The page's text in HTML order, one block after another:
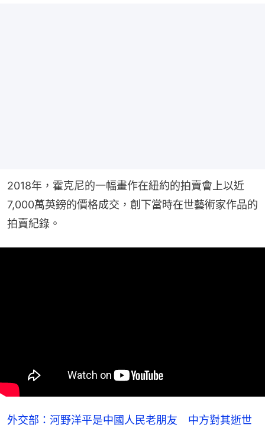
2018年，霍克尼的一幅畫作在紐約的拍賣會上以近
7,000萬英鎊的價格成交，創下當時在世藝術家作品的
拍賣紀錄。
外交部：河野洋平是中國人民老朋友 中方對其逝世